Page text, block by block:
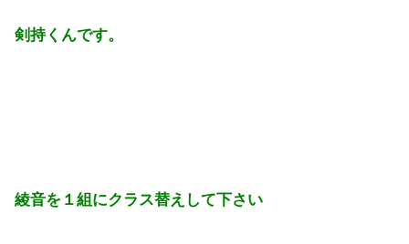
剣持くんです。
綾音を１組にクラス替えして下さい